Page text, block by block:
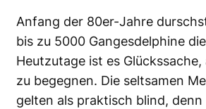
Anfang der 80er-Jahre
bis zu 5000 Gangesdelphine
Heutzutage ist es
zu begegnen. Die seltsamen
gelten als praktisch blind, denn